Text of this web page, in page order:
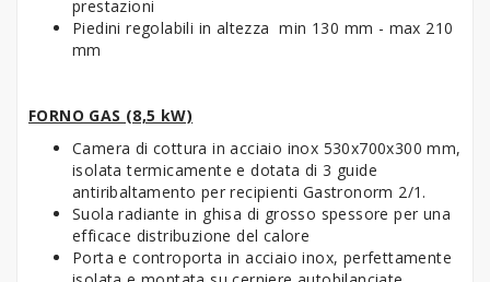
prestazioni
Piedini regolabili in altezza min 130 mm - max 210
mm
FORNO GAS (8,5 kW)
Camera di cottura in acciaio inox 530x700x300 mm,
isolata termicamente e dotata di 3 guide
antiribaltamento per recipienti Gastronorm 2/1.
Suola radiante in ghisa di grosso spessore per una
efficace distribuzione del calore
Porta e controporta in acciaio inox, perfettamente